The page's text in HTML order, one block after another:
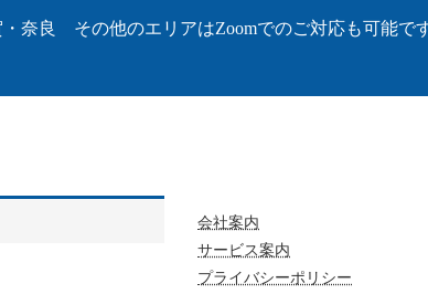
奈良 その他のエリアはZoomでのご対応も可能です
会社案内
サービス案内
プライバシーポリシー